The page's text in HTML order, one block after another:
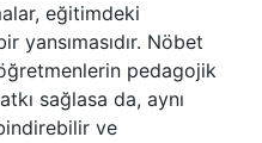
eğitimdeki
yansımasıdır. Nöbet
pedagojik
sağlasa da, aynı
ve